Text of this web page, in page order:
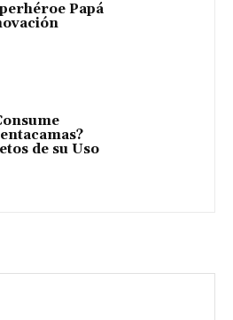
Papá
de su Uso